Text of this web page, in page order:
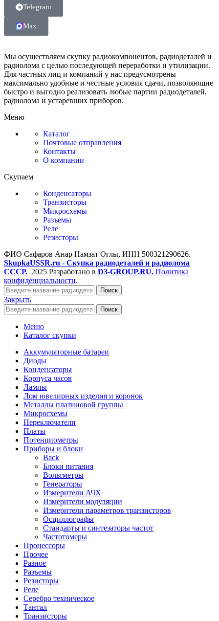
Telegram
Max
Мы осуществляем скупку радиокомпонентов, радиодеталей и
радиолома с целью последующей переработки и утилизации.
Для частных лиц и компаний у нас предусмотрены
максимально удобные и честные условия сдачи, позволяющие
быстро и выгодно реализовать любые партии радиодеталей,
радиолома и устаревших приборов.
Меню
Каталог
Почтовые отправления
Контакты
О компании
Скупаем
Конденсаторы
Транзисторы
Микросхемы
Разъемы
Реле
Резисторы
ФИО Сафаров Анар Намзат Оглы, ИНН 500321290626.
SkupkaUSSR.ru - Скупка радиодеталей и радиолома
СССР. 2025 Разработано в D3-GROUP.RU. Политика
конфиденциальности.
Поиск
Закрыть
Поиск
Меню
Каталог скупки
Аккумуляторные батареи
Диоды
Конденсаторы
Корпуса часов
Лампы
Лом ювелирных изделия и коронок
Металлы платиновой группы
Микросхемы
Переключатели
Платы
Потенциометры
Приборы и блоки
Back
Блоки питания
Вольтметры
Генераторы
Измерители АЧХ
Измерители модуляции
Измерители параметров транзисторов
Осциллографы
Стандарты и синтезаторы частот
Частотомеры
Процессоры
Прочее
Разное
Разъемы
Резисторы
Реле
Серебро техническое
Тантал
Транзисторы